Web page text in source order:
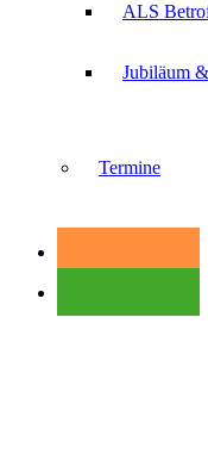
ALS
Jubiläum
Termine